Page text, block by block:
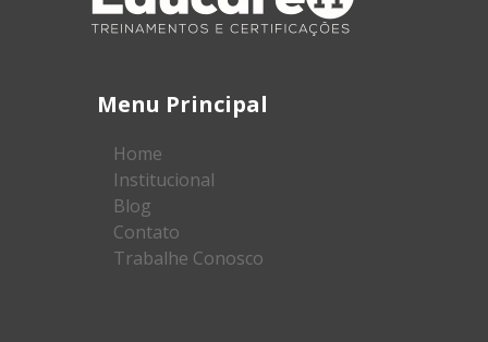
Menu Principal
Home
Institucional
Blog
Contato
Trabalhe Conosco